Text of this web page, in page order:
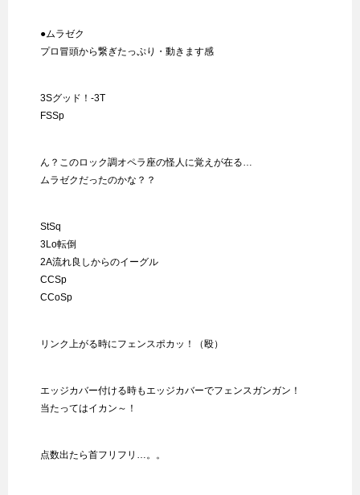
●ムラゼク
プロ冒頭から繋ぎたっぷり・動きます感
3Sグッド！-3T
FSSp
ん？このロック調オペラ座の怪人に覚えが在る…
ムラゼクだったのかな？？
StSq
3Lo転倒
2A流れ良しからのイーグル
CCSp
CCoSp
リンク上がる時にフェンスポカッ！（殴）
エッジカバー付ける時もエッジカバーでフェンスガンガン！
当たってはイカン～！
点数出たら首フリフリ…。。